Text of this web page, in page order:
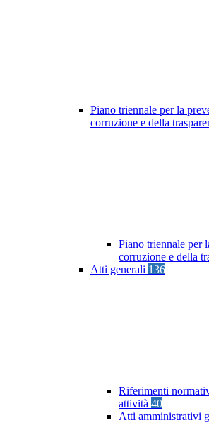
Piano triennale per la
corruzione e della
Piano triennale per
corruzione e della
Atti generali 136
Riferimenti
attività 40
Atti amministrativi